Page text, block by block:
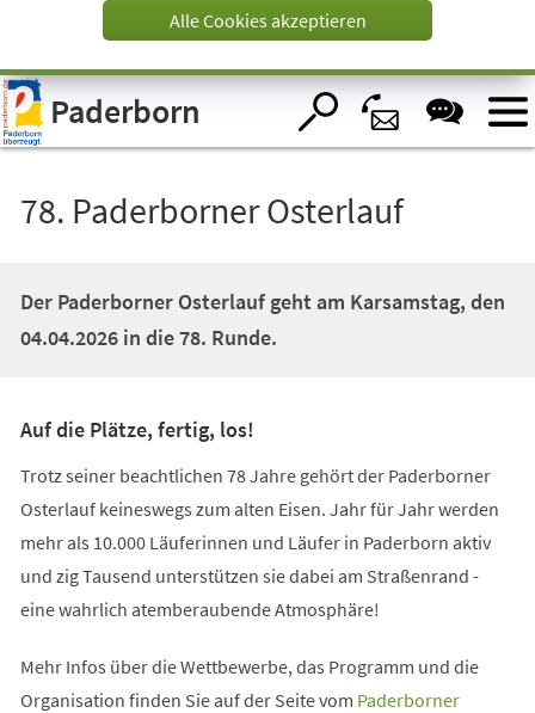
Visuelle
Assistenzsoftware
öffnen.
Alle Cookies akzeptieren
Paderborn
78. Paderborner Osterlauf
Der Paderborner Osterlauf geht am Karsamstag, den
04.04.2026 in die 78. Runde.
Auf die Plätze, fertig, los!
Trotz seiner beachtlichen 78 Jahre gehört der Paderborner
Osterlauf keineswegs zum alten Eisen. Jahr für Jahr werden
mehr als 10.000 Läuferinnen und Läufer in Paderborn aktiv
und zig Tausend unterstützen sie dabei am Straßenrand -
eine wahrlich atemberaubende Atmosphäre!
Mehr Infos über die Wettbewerbe, das Programm und die
Organisation finden Sie auf der Seite vom Paderborner